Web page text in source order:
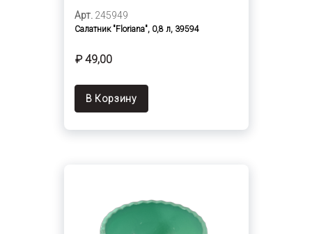
Арт. 245949
Салатник "Floriana", 0,8 л, 39594
₽ 49,00
В Корзину